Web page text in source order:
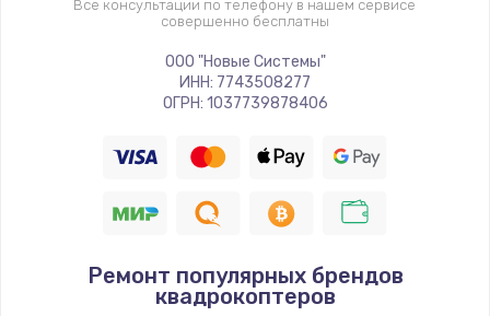
Заказать
Замена ТЭНа
2500 руб.
1400 руб.
Замена / ремонт электронного модуля
Все консультации по телефону в нашем сервисе
совершенно бесплатны
ООО "Новые Системы"
ИНН: 7743508277
ОГРН: 1037739878406
Ремонт популярных брендов
квадрокоптеров